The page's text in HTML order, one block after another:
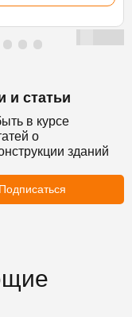
и статьи
в курсе
о
зданий
Подписаться